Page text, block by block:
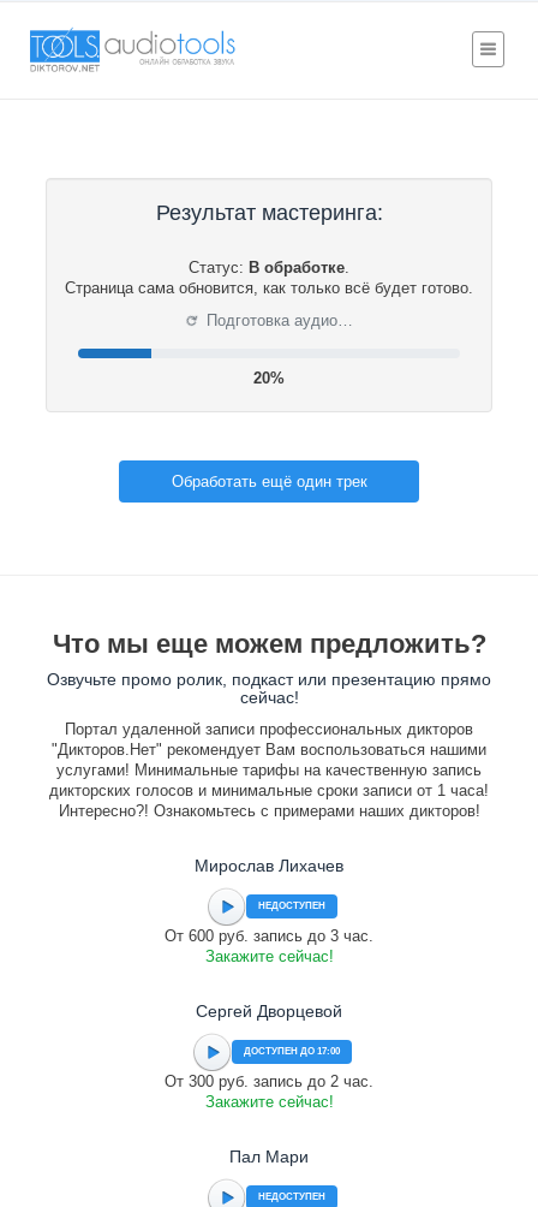
Результат мастеринга:
Статус: В обработке.
Страница сама обновится, как только всё будет готово.
⟳ Подготовка аудио…
20%
Обработать ещё один трек
Что мы еще можем предложить?
Озвучьте промо ролик, подкаст или презентацию прямо
сейчас!
Портал удаленной записи профессиональных дикторов
"Дикторов.Нет" рекомендует Вам воспользоваться нашими
услугами! Минимальные тарифы на качественную запись
дикторских голосов и минимальные сроки записи от 1 часа!
Интересно?! Ознакомьтесь с примерами наших дикторов!
Мирослав Лихачев
НЕДОСТУПЕН
От 600 руб. запись до 3 час.
Закажите сейчас!
Сергей Дворцевой
ДОСТУПЕН ДО 17:00
От 300 руб. запись до 2 час.
Закажите сейчас!
Пал Мари
НЕДОСТУПЕН